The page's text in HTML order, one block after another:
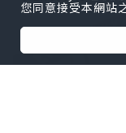
您同意接受本網站